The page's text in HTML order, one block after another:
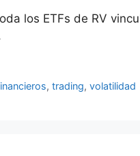
los ETFs de RV
,trading,volatilidad